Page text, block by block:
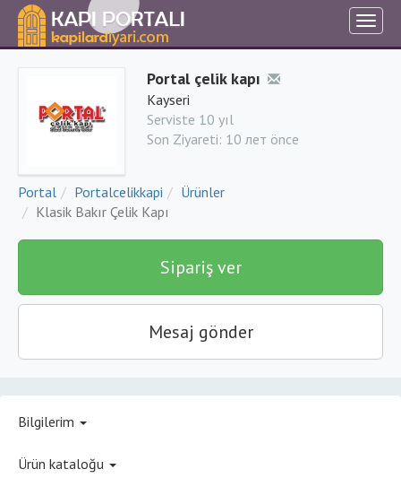
Portal çelik kapı
Kayseri
Serviste 10 yıl
Son Ziyareti: 10 лет önce
Portal Portalcelikkapi
Ürünler
Klasik Bakır Çelik Kapı
Sipariş ver
Mesaj gönder
Bilgilerim
Ürün kataloğu